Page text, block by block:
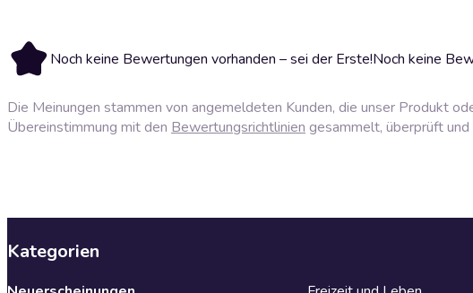
Noch keine Bewertungen vorhanden – sei der Erste!Noch keine
Die Meinungen stammen von angemeldeten Kunden, die unser Produkt
Übereinstimmung mit den Bewertungsrichtlinien gesammelt, überprüft
Kategorien